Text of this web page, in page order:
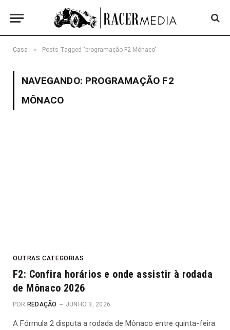
Casa » Posts Tagged "programação F2 Mônaco"
NAVEGANDO: PROGRAMAÇÃO F2
MÔNACO
OUTRAS CATEGORIAS
F2: Confira horários e onde assistir à rodada
de Mônaco 2026
POR REDAÇÃO JUNHO 3, 2026
A Fórmula 2 disputa a rodada de Mônaco entre quinta-feira